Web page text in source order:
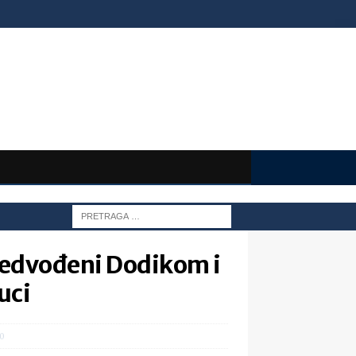
Dodikom i
0